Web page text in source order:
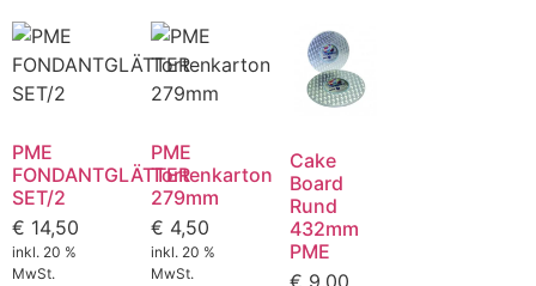
PME
FONDANTGLÄTTER
SET/2
€ 14,50
inkl. 20 %
MwSt.
PME
Tortenkarton
279mm
€ 4,50
inkl. 20 %
MwSt.
Cake
Board
Rund
432mm
PME